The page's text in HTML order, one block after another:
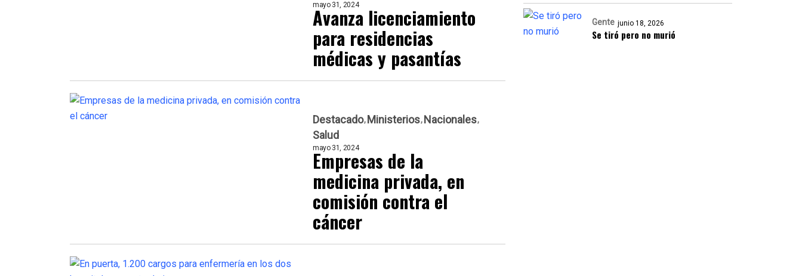
mayo 31, 2024
Avanza licenciamiento
para residencias
médicas y pasantías
Destacado Ministerios Nacionales
Salud
mayo 31, 2024
Empresas de la
medicina privada, en
comisión contra el
cáncer
Gente junio 18, 2026
Se tiró pero no murió